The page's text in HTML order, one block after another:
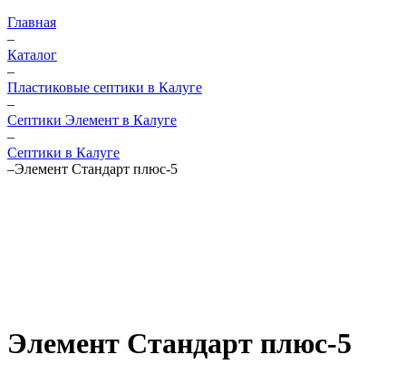
Главная
–
Каталог
–
Пластиковые септики в Калуге
–
Септики Элемент в Калуге
–
Септики в Калуге
–Элемент Стандарт плюс-5
Элемент Стандарт плюс-5